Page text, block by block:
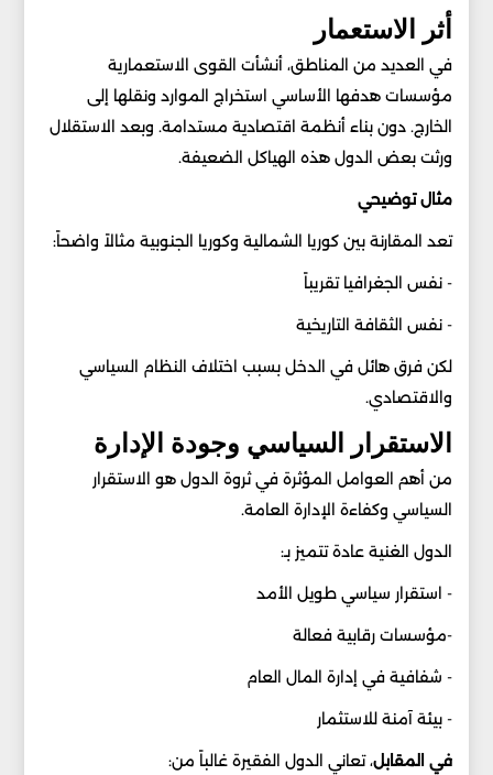
أثر الاستعمار
في العديد من المناطق، أنشأت القوى الاستعمارية
مؤسسات هدفها الأساسي استخراج الموارد ونقلها إلى
الخارج. دون بناء أنظمة اقتصادية مستدامة. وبعد الاستقلال
ورثت بعض الدول هذه الهياكل الضعيفة.
مثال توضيحي
تعد المقارنة بين كوريا الشمالية وكوريا الجنوبية مثالاً واضحاً:
- نفس الجغرافيا تقريباً
- نفس الثقافة التاريخية
لكن فرق هائل في الدخل بسبب اختلاف النظام السياسي
والاقتصادي.
الاستقرار السياسي وجودة الإدارة
من أهم العوامل المؤثرة في ثروة الدول هو الاستقرار
السياسي وكفاءة الإدارة العامة.
الدول الغنية عادة تتميز بـ:
- استقرار سياسي طويل الأمد
-مؤسسات رقابية فعالة
- شفافية في إدارة المال العام
- بيئة آمنة للاستثمار
في المقابل، تعاني الدول الفقيرة غالباً من: